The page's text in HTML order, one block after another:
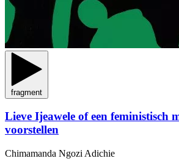
fragment
Lieve Ijeawele of een feministisch
voorstellen
Chimamanda Ngozi Adichie